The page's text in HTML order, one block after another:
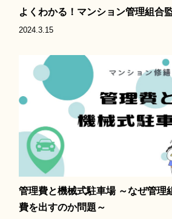
よくわかる！マンション管理組合
2024.3.15
管理費と機械式駐車場 ～なぜ管理
費を出すのか問題～